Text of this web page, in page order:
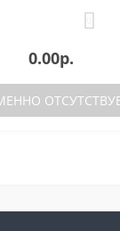
0.00р.